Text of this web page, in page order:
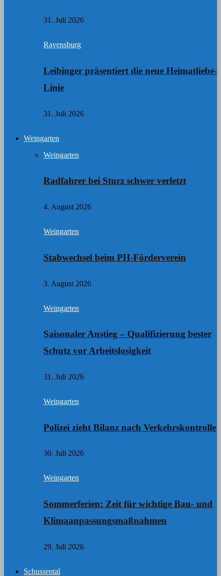
31. Juli 2026
Ravensburg
Leibinger präsentiert die neue Heimatliebe-
Linie
31. Juli 2026
Weingarten
Weingarten
Radfahrer bei Sturz schwer verletzt
4. August 2026
Weingarten
Stabwechsel beim PH-Förderverein
3. August 2026
Weingarten
Saisonaler Anstieg – Qualifizierung bester
Schutz vor Arbeitslosigkeit
31. Juli 2026
Weingarten
Polizei zieht Bilanz nach Verkehrskontrolle
30. Juli 2026
Weingarten
Sommerferien: Zeit für wichtige Bau- und
Klimaanpassungsmaßnahmen
29. Juli 2026
Schussental